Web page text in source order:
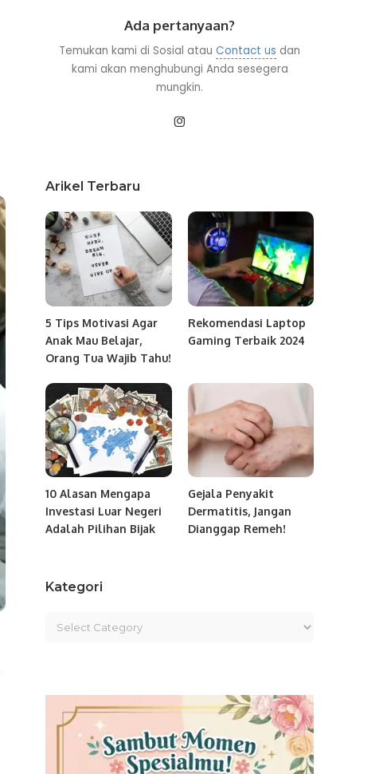
Ada pertanyaan?
Temukan kami di Sosial atauContact us dan
kami akan menghubungi Anda sesegera
mungkin.
Arikel Terbaru
5 Tips Motivasi Agar
Anak Mau Belajar,
Orang Tua Wajib Tahu!
Rekomendasi Laptop
Gaming Terbaik 2024
10 Alasan Mengapa
Investasi Luar Negeri
Adalah Pilihan Bijak
Gejala Penyakit
Dermatitis, Jangan
Dianggap Remeh!
Kategori